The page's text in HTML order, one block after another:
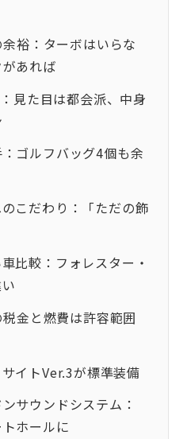
裕：ターボはいらな
あれば
見た目は都会派、中身
ゴルフバッグ4個も余
こだわり：「ただの飾
比較：フォレスター・
金と燃費は許容範囲
イトVer.3が標準装備
サウンドシステム：
ホールに